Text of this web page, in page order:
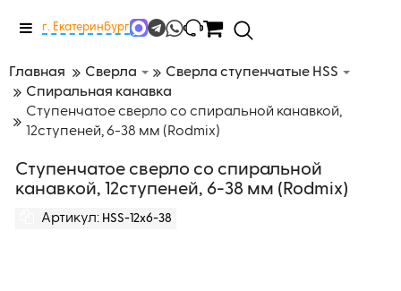
Меню
г. Екатеринбург
Главная Сверла
Сверла ступенчатые HSS
Спиральная канавка
Ступенчатое сверло со спиральной канавкой,
12ступеней, 6-38 мм (Rodmix)
Ступенчатое сверло со спиральной
канавкой, 12ступеней, 6-38 мм (Rodmix)
Артикул: HSS-12x6-38